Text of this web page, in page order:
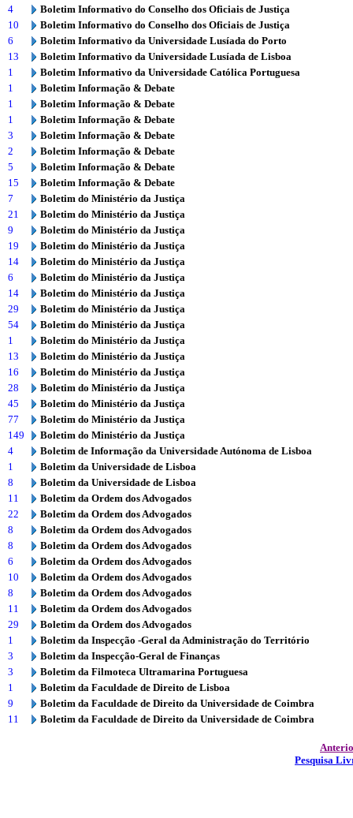
4
Boletim Informativo do Conselho dos Oficiais de Justiça
10
Boletim Informativo do Conselho dos Oficiais de Justiça
6
Boletim Informativo da Universidade Lusíada do Porto
13
Boletim Informativo da Universidade Lusíada de Lisboa
1
Boletim Informativo da Universidade Católica Portuguesa
1
Boletim Informação & Debate
1
Boletim Informação & Debate
1
Boletim Informação & Debate
3
Boletim Informação & Debate
2
Boletim Informação & Debate
5
Boletim Informação & Debate
15
Boletim Informação & Debate
7
Boletim do Ministério da Justiça
21
Boletim do Ministério da Justiça
9
Boletim do Ministério da Justiça
19
Boletim do Ministério da Justiça
14
Boletim do Ministério da Justiça
6
Boletim do Ministério da Justiça
14
Boletim do Ministério da Justiça
29
Boletim do Ministério da Justiça
54
Boletim do Ministério da Justiça
1
Boletim do Ministério da Justiça
13
Boletim do Ministério da Justiça
16
Boletim do Ministério da Justiça
28
Boletim do Ministério da Justiça
45
Boletim do Ministério da Justiça
77
Boletim do Ministério da Justiça
149
Boletim do Ministério da Justiça
4
Boletim de Informação da Universidade Autónoma de Lisboa
1
Boletim da Universidade de Lisboa
8
Boletim da Universidade de Lisboa
11
Boletim da Ordem dos Advogados
22
Boletim da Ordem dos Advogados
8
Boletim da Ordem dos Advogados
8
Boletim da Ordem dos Advogados
6
Boletim da Ordem dos Advogados
10
Boletim da Ordem dos Advogados
8
Boletim da Ordem dos Advogados
11
Boletim da Ordem dos Advogados
29
Boletim da Ordem dos Advogados
1
Boletim da Inspecção -Geral da Administração do Território
3
Boletim da Inspecção-Geral de Finanças
3
Boletim da Filmoteca Ultramarina Portuguesa
1
Boletim da Faculdade de Direito de Lisboa
9
Boletim da Faculdade de Direito da Universidade de Coimbra
11
Boletim da Faculdade de Direito da Universidade de Coimbra
Pesquisa